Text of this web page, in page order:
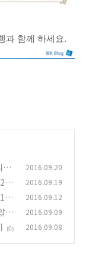
과 함께 하세요.
법
2016.09.20
주 2016.09.19
주 2016.09.12
아
2016.09.09
(0) 2016.09.08